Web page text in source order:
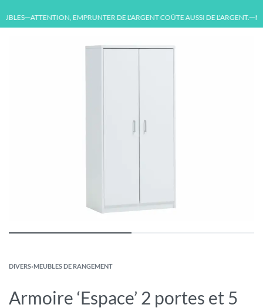
—ATTENTION, EMPRUNTER DE L'ARGENT COÛTE AUSSI DE L'ARGENT.—
DIVERS›MEUBLES DE RANGEMENT
Armoire ‘Espace’ 2 portes et 5